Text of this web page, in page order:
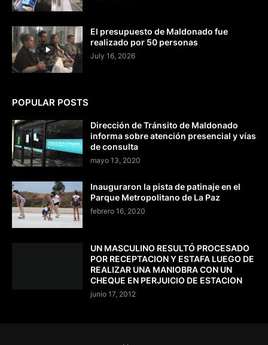
El presupuesto de Maldonado fue
realizado por 50 personas
July 16, 2026
POPULAR POSTS
Dirección de Tránsito de Maldonado
informa sobre atención presencial y vías
de consulta
mayo 13, 2020
Inauguraron la pista de patinaje en el
Parque Metropolitano de La Paz
febrero 16, 2020
UN MASCULINO RESULTÓ PROCESADO
POR RECEPTACION Y ESTAFA LUEGO DE
REALIZAR UNA MANIOBRA CON UN
CHEQUE EN PERJUICIO DE ESTACION
junio 17, 2012